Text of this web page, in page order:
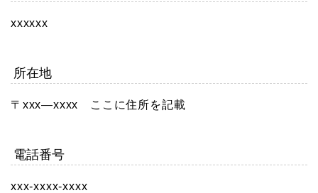
xxxxxx
所在地
〒xxx―xxxx ここに住所を記載
電話番号
xxx-xxxx-xxxx